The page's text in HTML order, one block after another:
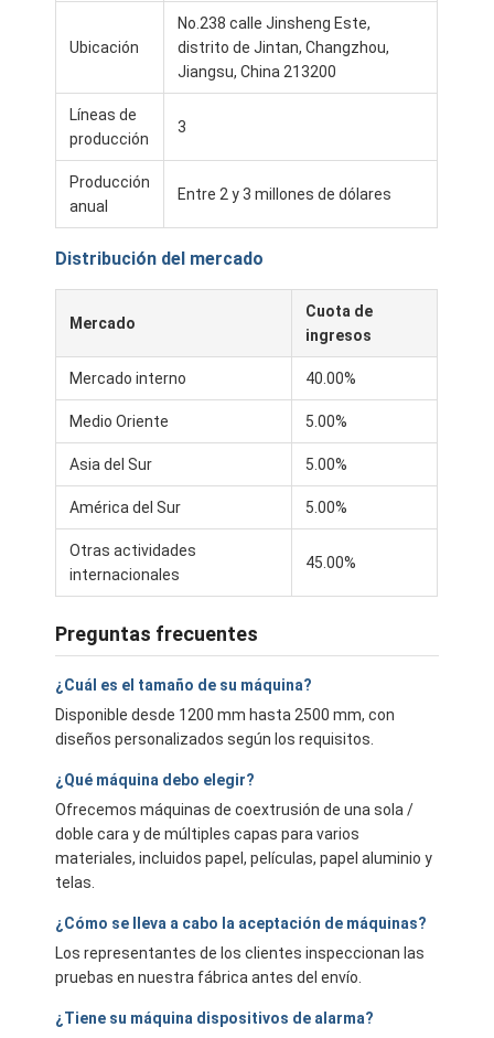
Ubicación
No.238 calle Jinsheng Este,
distrito de Jintan, Changzhou,
Jiangsu, China 213200
Líneas de
producción
3
Producción
anual
Entre 2 y 3 millones de dólares
Distribución del mercado
Mercado
Cuota de
ingresos
Mercado interno 40.00%
Medio Oriente 5.00%
Asia del Sur 5.00%
América del Sur 5.00%
Otras actividades
internacionales
45.00%
Preguntas frecuentes
¿Cuál es el tamaño de su máquina?
Disponible desde 1200 mm hasta 2500 mm, con
diseños personalizados según los requisitos.
¿Qué máquina debo elegir?
Ofrecemos máquinas de coextrusión de una sola /
doble cara y de múltiples capas para varios
materiales, incluidos papel, películas, papel aluminio y
telas.
¿Cómo se lleva a cabo la aceptación de máquinas?
Los representantes de los clientes inspeccionan las
pruebas en nuestra fábrica antes del envío.
¿Tiene su máquina dispositivos de alarma?